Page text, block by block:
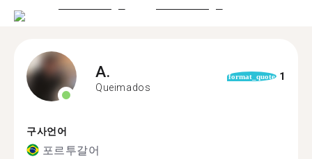
A.
Queimados
format_quote 1
구사언어
포르투갈어